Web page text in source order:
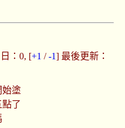
：0, [+1 /-1] 最後更新：
始塗
了